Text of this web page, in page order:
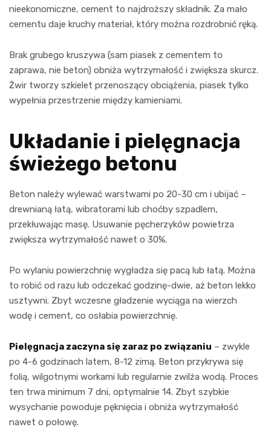
nieekonomiczne, cement to najdroższy składnik. Za mało
cementu daje kruchy materiał, który można rozdrobnić ręką.
Brak grubego kruszywa (sam piasek z cementem to
zaprawa, nie beton) obniża wytrzymałość i zwiększa skurcz.
Żwir tworzy szkielet przenoszący obciążenia, piasek tylko
wypełnia przestrzenie między kamieniami.
Układanie i pielęgnacja
świeżego betonu
Beton należy wylewać warstwami po 20-30 cm i ubijać –
drewnianą łatą, wibratorami lub choćby szpadlem,
przekłuwając masę. Usuwanie pęcherzyków powietrza
zwiększa wytrzymałość nawet o 30%.
Po wylaniu powierzchnię wygładza się pacą lub łatą. Można
to robić od razu lub odczekać godzinę-dwie, aż beton lekko
usztywni. Zbyt wczesne gładzenie wyciąga na wierzch
wodę i cement, co osłabia powierzchnię.
Pielęgnacja zaczyna się zaraz po związaniu – zwykle
po 4-6 godzinach latem, 8-12 zimą. Beton przykrywa się
folią, wilgotnymi workami lub regularnie zwilża wodą. Proces
ten trwa minimum 7 dni, optymalnie 14. Zbyt szybkie
wysychanie powoduje pęknięcia i obniża wytrzymałość
nawet o połowę.